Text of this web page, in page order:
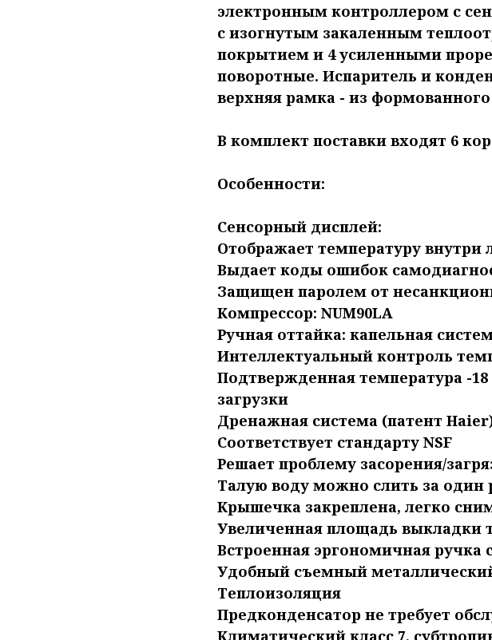
электронным контроллером с
с изогнутым закаленным
покрытием и 4 усиленными
поворотные. Испаритель и
верхняя рамка - из формованного
В комплект поставки входят 6
Особенности:
Сенсорный дисплей:
Отображает температуру внутри
Выдает коды ошибок
Защищен паролем от
Компрессор: NUM90LA
Ручная оттайка: капельная
Интеллектуальный контроль
Подтвержденная температура -
загрузки
Дренажная система (патент
Cоответствует стандарту NSF
Решает проблему засорения/
Талую воду можно слить за один
Крышечка закреплена, легко
Увеличенная площадь выкладки
Встроенная эргономичная ручка
Удобный съемный
Теплоизоляция
Предконденсатор не требует
Климатический класс 7,